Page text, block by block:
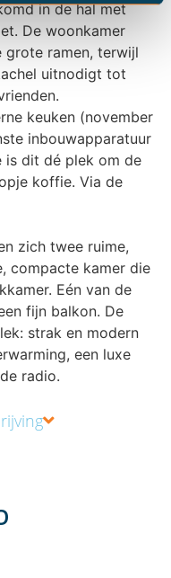
in de hal met
De woonkamer
ramen, terwijl
uitnodigt tot
keuken (november
inbouwapparatuur
is dit dé plek om de
koffie. Via de
zich twee ruime,
compacte kamer die
Eén van de
fijn balkon. De
strak en modern
een luxe
radio.